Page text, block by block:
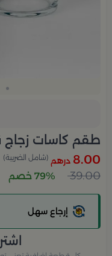
طقم كاسات زجاج
8.00 درهم (شامل الضريبة)
39.00 79% خصم
إرجاع سهل